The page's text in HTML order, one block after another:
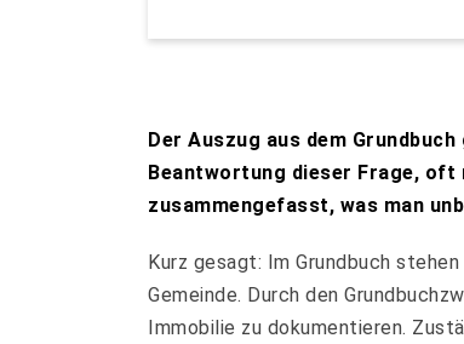
Der Auszug aus dem
Beantwortung dieser Frage, oft
zusammengefasst, was man
Kurz gesagt: Im Grundbuch
Gemeinde. Durch den
Immobilie zu dokumentieren.